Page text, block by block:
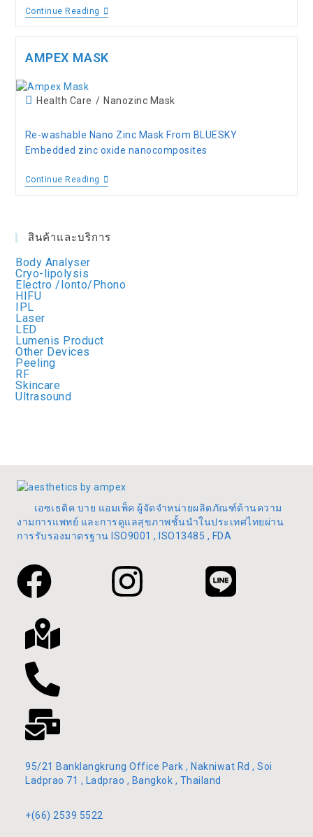
Continue Reading
AMPEX MASK
Health Care / Nanozinc Mask
Re-washable Nano Zinc Mask From BLUESKY
Embedded zinc oxide nanocomposites
Continue Reading
สินค้าและบริการ
Body Analyser
Cryo-lipolysis
Electro /Ionto/Phono
HIFU
IPL
Laser
LED
Lumenis Product
Other Devices
Peeling
RF
Skincare
Ultrasound
เอซเธติค บาย แอมเพ็ค ผู้จัดจำหน่ายผลิตภัณฑ์ด้านความ
งามการแพทย์ และการดูแลสุขภาพชั้นนำในประเทศไทยผ่าน
การรับรองมาตรฐาน ISO9001 , ISO13485 , FDA
95/21 Banklangkrung Office Park , Nakniwat Rd , Soi
Ladprao 71 , Ladprao , Bangkok , Thailand
+(66) 2539 5522